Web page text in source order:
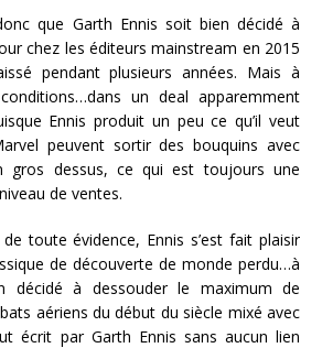
que Garth Ennis soit bien décidé à
chez les éditeurs mainstream en 2015
pendant plusieurs années. Mais à
un deal apparemment
Ennis produit un peu ce qu’il veut
peuvent sortir des bouquins avec
gros dessus, ce qui est toujours une
de ventes.
toute évidence, Ennis s’est fait plaisir
de découverte de monde perdu…à
décidé à dessouder le maximum de
aériens du début du siècle mixé avec
écrit par Garth Ennis sans aucun lien